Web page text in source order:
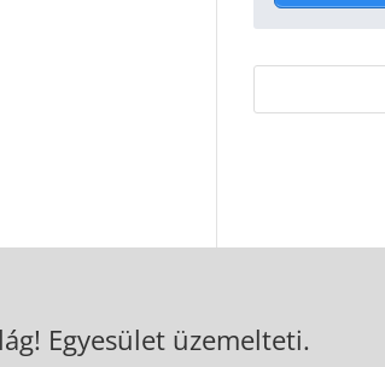
Egyesület üzemelteti.